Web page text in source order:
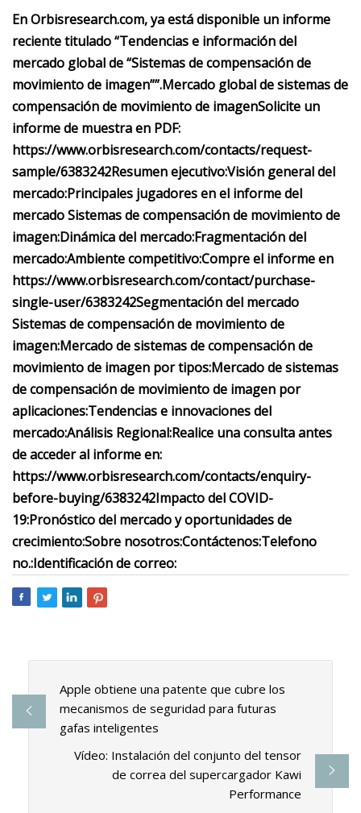
En Orbisresearch.com, ya está disponible un informe
reciente titulado “Tendencias e información del
mercado global de “Sistemas de compensación de
movimiento de imagen””.Mercado global de sistemas de
compensación de movimiento de imagenSolicite un
informe de muestra en PDF:
https://www.orbisresearch.com/contacts/request-
sample/6383242Resumen ejecutivo:Visión general del
mercado:Principales jugadores en el informe del
mercado Sistemas de compensación de movimiento de
imagen:Dinámica del mercado:Fragmentación del
mercado:Ambiente competitivo:Compre el informe en
https://www.orbisresearch.com/contact/purchase-
single-user/6383242Segmentación del mercado
Sistemas de compensación de movimiento de
imagen:Mercado de sistemas de compensación de
movimiento de imagen por tipos:Mercado de sistemas
de compensación de movimiento de imagen por
aplicaciones:Tendencias e innovaciones del
mercado:Análisis Regional:Realice una consulta antes
de acceder al informe en:
https://www.orbisresearch.com/contacts/enquiry-
before-buying/6383242Impacto del COVID-
19:Pronóstico del mercado y oportunidades de
crecimiento:Sobre nosotros:Contáctenos:Telefono
no.:Identificación de correo:
Apple obtiene una patente que cubre los
mecanismos de seguridad para futuras
gafas inteligentes
Vídeo: Instalación del conjunto del tensor
de correa del supercargador Kawi
Performance